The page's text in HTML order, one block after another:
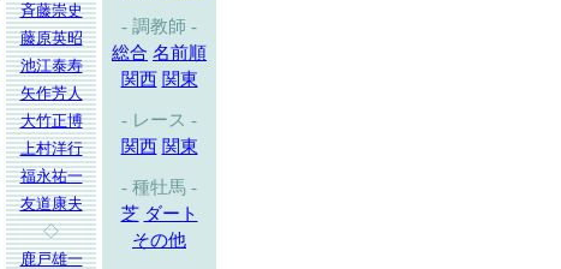
斉藤崇史
藤原英昭
池江泰寿
矢作芳人
大竹正博
上村洋行
福永祐一
友道康夫
◇
鹿戸雄一
- 調教師 -
総合 名前順
関西 関東
- レース -
関西 関東
- 種牡馬 -
芝 ダート
その他